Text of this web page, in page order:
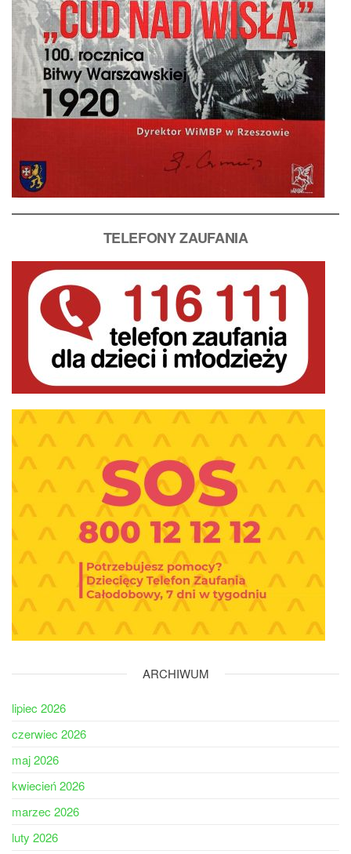
TELEFONY ZAUFANIA
ARCHIWUM
lipiec 2026
czerwiec 2026
maj 2026
kwiecień 2026
marzec 2026
luty 2026